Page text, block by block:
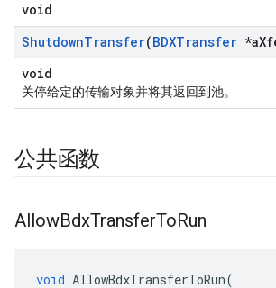
void
ShutdownTransfer(BDXTransfer *a
void
关停给定的传输对象并将其返回到池。
公共函数
AllowBdxTransferToRun
void AllowBdxTransferToRun(